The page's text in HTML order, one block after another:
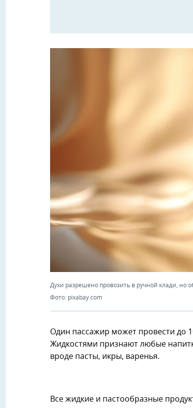
Духи разрешено провозить в ручной клади, но
Фото: pixabay.com
Один пассажир может провести до
Жидкостями признают любые
вроде пасты, икры, варенья.
Все жидкие и пастообразные